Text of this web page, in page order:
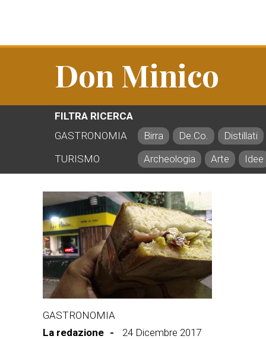
Don Minico
FILTRA RICERCA
GASTRONOMIA
Birra De.Co.
Distillati
TURISMO
Archeologia Arte Idee
GASTRONOMIA
La redazione
24 Dicembre 2017